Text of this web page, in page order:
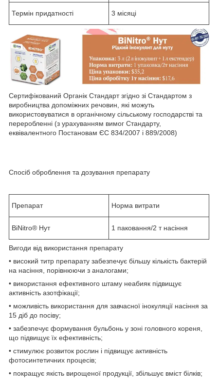
Термін придатності 3 місяці
Сертифікований Органік Стандарт згідно зі Стандартом з
виробництва допоміжних речовин, які можуть
використовуватися в органічному сільському господарстві та
переробленні (з урахуванням вимог Стандарту,
еквівалентного Постановам ЄС 834/2007 і 889/2008)
Спосіб оброблення та дозування препарату
Препарат Норма витрати
BiNitro® Нут 1 паковання/2 т насіння
Вигоди від використання препарату
• високий титр препарату забезпечує більшу кількість бактерій
на насіння, порівнюючи з аналогами;
• використання ефективного штаму неабияк підвищує
активність азотфікації;
• можливість використання для завчасної інокуляції насіння за
15 діб до посіву;
• забезпечує формування бульбонь у зоні головного кореня,
що підвищує їх ефективність;
• стимулює розвиток рослин і підвищує активність
фотосинтетичних процесів;
• покращує якість вирощеної продукції, збільшує вміст білків;